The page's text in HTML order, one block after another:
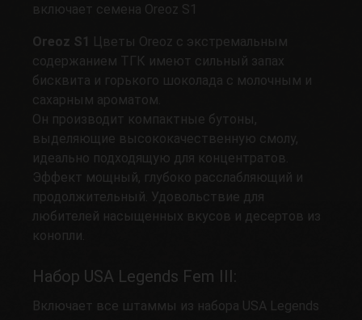
включает семена Oreoz S1
Oreoz S1 Цветы Oreoz с экстремальным
содержанием ТГК имеют сильный запах
бисквита и горького шоколада с молочным и
сахарным ароматом.
Он производит компактные бутоны,
выделяющие высококачественную смолу,
идеально подходящую для концентратов.
Эффект мощный, глубоко расслабляющий и
продолжительный. Удовольствие для
любителей насыщенных вкусов и десертов из
конопли.
Набор USA Legends Fem III:
Включает все штаммы из набора USA Legends